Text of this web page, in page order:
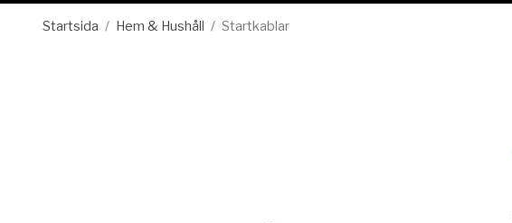
Startsida / Hem & Hushåll / Startkablar